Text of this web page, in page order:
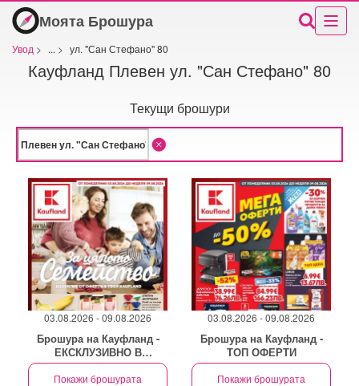
Моята Брошура
Увод > ... > ул. "Сан Стефано" 80
Кауфланд Плевен ул. "Сан Стефано" 80
Текущи брошури
03.08.2026 - 09.08.2026
Брошура на Кауфланд -
ЕКСКЛУЗИВНО В
KAUFLAND!
Покажи брошурата
03.08.2026 - 09.08.2026
Брошура на Кауфланд -
ТОП ОФЕРТИ
Покажи брошурата